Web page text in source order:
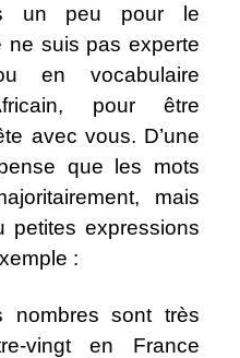
un peu pour le
ne suis pas experte
en vocabulaire
pour être
avec vous. D’une
que les mots
mais
petites expressions
:
sont très
vingt en France